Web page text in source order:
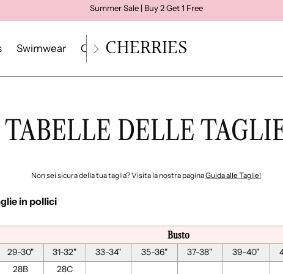
Summer Sale | Buy 2 Get 1 Free
Swimwear Crop Top Loungewear
CHERRIES
TABELLE DELLE
Non sei sicura della tua taglia? Visita la nostra paginaGuida alle Taglie!
in pollici
Busto
29-30" 31-32" 33-34" 35-36" 37-38" 39-40"
28B
28C